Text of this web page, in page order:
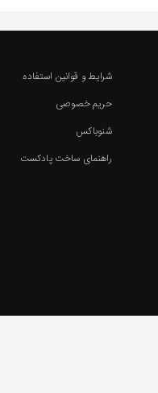
شرایط و قوانین استفاده
حریم خصوصی
شنوباکس
راهنمای ساخت پادکست